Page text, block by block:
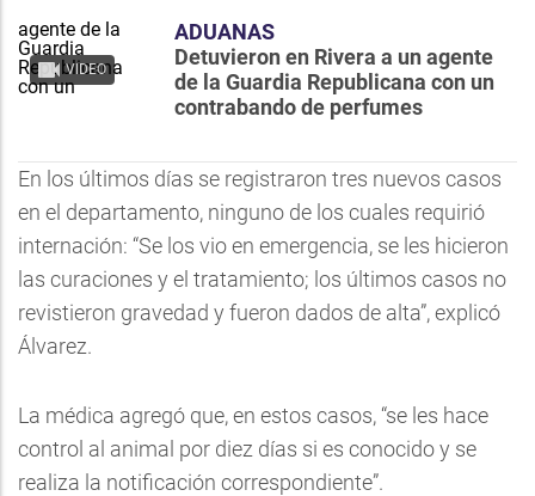
VIDEO
ADUANAS
Detuvieron en Rivera a un agente
de la Guardia Republicana con un
contrabando de perfumes
En los últimos días se registraron tres nuevos casos
en el departamento, ninguno de los cuales requirió
internación: “Se los vio en emergencia, se les hicieron
las curaciones y el tratamiento; los últimos casos no
revistieron gravedad y fueron dados de alta”, explicó
Álvarez.
La médica agregó que, en estos casos, “se les hace
control al animal por diez días si es conocido y se
realiza la notificación correspondiente”.